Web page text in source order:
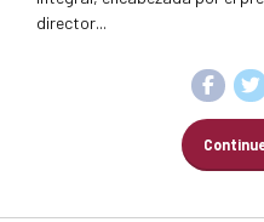
director...